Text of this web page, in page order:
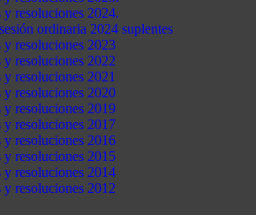
y resoluciones 2024.
ordinaria 2024 suplentes
y resoluciones 2023
y resoluciones 2022
y resoluciones 2021
y resoluciones 2020
y resoluciones 2019
y resoluciones 2017
y resoluciones 2016
y resoluciones 2015
y resoluciones 2014
y resoluciones 2012